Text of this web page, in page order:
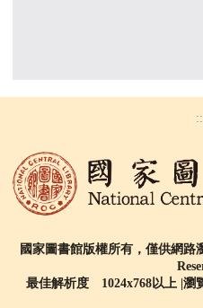
國家圖書館版權所有，僅供網
最佳解析度 1024x768以上 |瀏